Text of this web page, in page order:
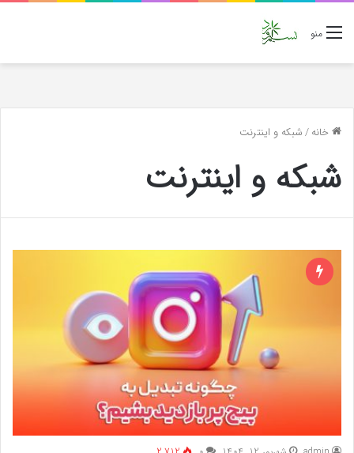
منو
خانه/شبکه و اینترنت
شبکه و اینترنت